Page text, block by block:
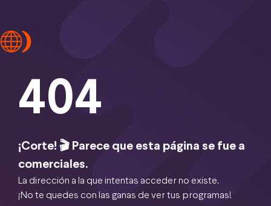
404
¡Corte! 🎬 Parece que esta página se fue a
comerciales.
La dirección a la que intentas acceder no existe.
¡No te quedes con las ganas de ver tus programas!